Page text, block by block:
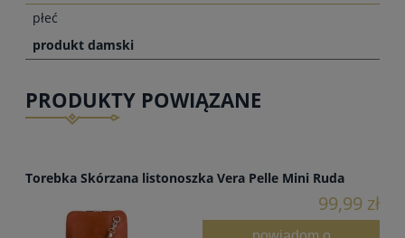
płeć
produkt damski
PRODUKTY POWIĄZANE
Torebka Skórzana listonoszka Vera Pelle Mini Ruda
99,99 zł